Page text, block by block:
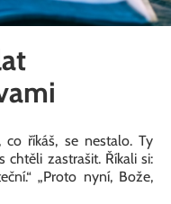
říkáš, se nestalo. Ty
chtěli zastrašit. Říkali si:
„Proto nyní, Bože,